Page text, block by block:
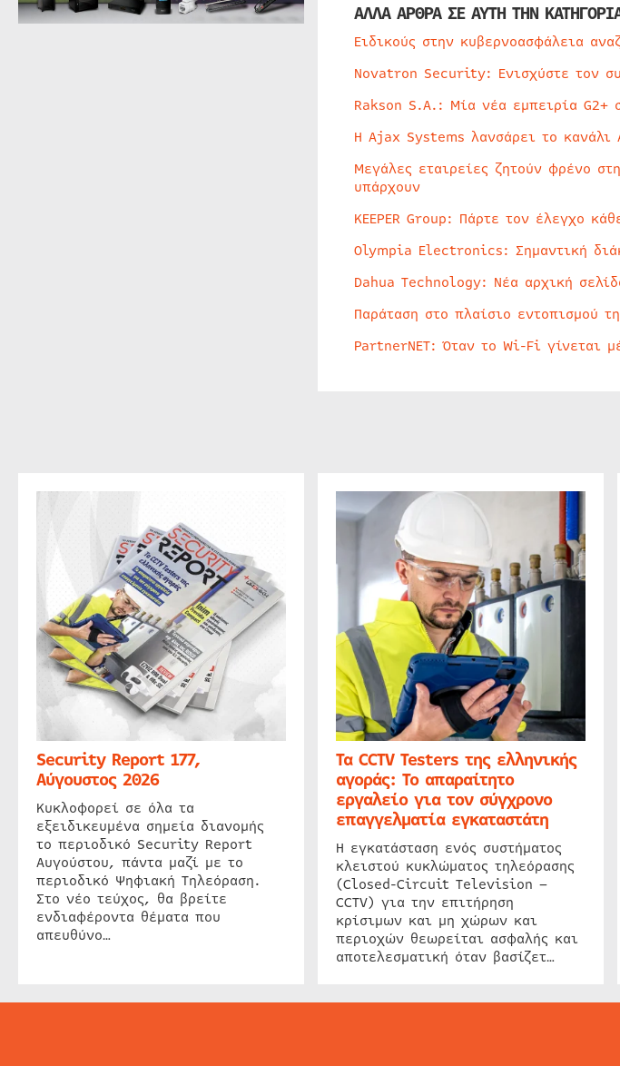
ΑΛΛΑ ΑΡΘΡΑ ΣΕ ΑΥΤΗ ΤΗΝ
Ειδικούς στην κυβερνοασφάλεια
Novatron Security: Ενισχύστε τον
Rakson S.A.: Μία νέα εμπειρία G2+
Η Ajax Systems λανσάρει το κανάλι
Μεγάλες εταιρείες ζητούν φρένο
υπάρχουν
KEEPER Group: Πάρτε τον έλεγχο
Olympia Electronics: Σημαντική
Dahua Technology: Νέα αρχική
Παράταση στο πλαίσιο εντοπισμού
PartnerNET: Όταν το Wi-Fi γίνεται
Security Report 177,
Αύγουστος 2026
Κυκλοφορεί σε όλα τα
εξειδικευμένα σημεία διανομής
το περιοδικό Security Report
Αυγούστου, πάντα μαζί με το
περιοδικό Ψηφιακή Τηλεόραση.
Στο νέο τεύχος, θα βρείτε
ενδιαφέροντα θέματα που
απευθύνο…
Τα CCTV Testers της ελληνικής
αγοράς: Το απαραίτητο
εργαλείο για τον σύγχρονο
επαγγελματία εγκαταστάτη
Η εγκατάσταση ενός συστήματος
κλειστού κυκλώματος τηλεόρασης
(Closed-Circuit Television –
CCTV) για την επιτήρηση
κρίσιμων και μη χώρων και
περιοχών θεωρείται ασφαλής και
αποτελεσματική όταν βασίζετ…